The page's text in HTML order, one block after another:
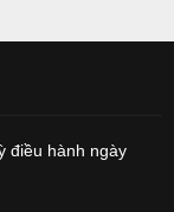
điều hành ngày